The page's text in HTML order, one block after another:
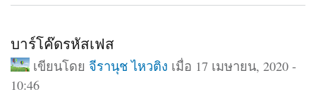
บาร์โค๊ดรหัสเฟส
เขียนโดย จีรานุช ไหวติง เมื่อ 17 เมษายน, 2020 -
10:46